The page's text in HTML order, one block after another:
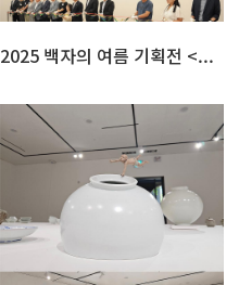
2025 백자의 여름 기획전 <...